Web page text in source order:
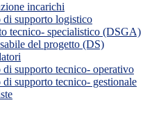
incarichi
di supporto logistico
tecnico- specialistico (DSGA)
del progetto (DS)
di supporto tecnico- operativo
supporto tecnico- gestionale